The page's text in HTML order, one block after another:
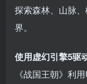
探索森林、山脉
界。
使用虚幻引擎5驱
《战国王朝》利